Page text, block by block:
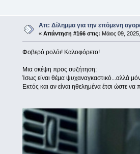
Απ: Δίλημμα για την επόμενη
« Απάντηση #166 στις: Μάιος 09,
Φοβερό ρολόι! Καλοφόρετο!
Μια σκέψη προς συζήτηση:
Ίσως είναι θέμα ψυχαναγκαστικό...αλλά
Εκτός και αν είναι ηθελημένα έτσι ώστε